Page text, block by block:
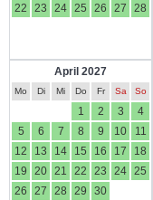
22
23 24 25 26 27 28
April 2027
Mo Di Mi Do Fr Sa So
1 2 3
4
5
6 7 8 9 10
11
12
13 14 15 16 17
18
19
20 21 22 23 24 25
26
27 28 29 30